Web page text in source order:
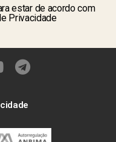
estar de acordo com
Privacidade